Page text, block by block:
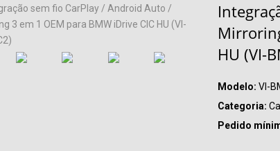
HU (VI-
Modelo: VI-
Categoria:
Pedido